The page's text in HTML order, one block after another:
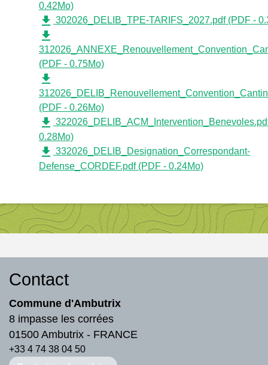
0.42Mo)
file_download 302026_DELIB_TPE-TARIFS_2027.pdf (PDF -
file_download
(PDF - 0.75Mo)
file_download
(PDF - 0.26Mo)
file_download
0.28Mo)
file_download 332026_DELIB_Designation_Correspondant-
Defense_CORDEF.pdf (PDF - 0.24Mo)
Contact
Commune d'Ambutrix
8 impasse les corrées
01500 Ambutrix - FRANCE
+33 4 74 38 04 50